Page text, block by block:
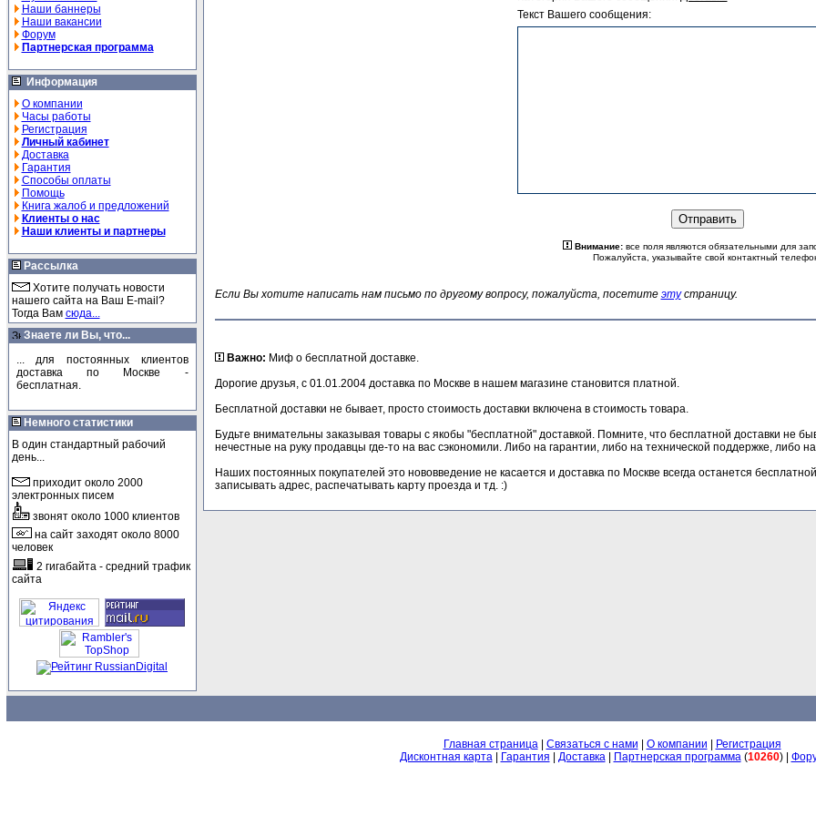
Наши баннеры
Наши вакансии
Форум
Партнерская программа
Информация
О компании
Часы работы
Регистрация
Личный кабинет
Доставка
Гарантия
Способы оплаты
Помощь
Книга жалоб и предложений
Клиенты о нас
Наши клиенты и партнеры
Рассылка
Хотите получать новости
нашего сайта на Ваш E-mail?
Тогда Вам сюда...
Знаете ли Вы, что...
... для постоянных клиентов
доставка по Москве -
бесплатная.
Немного статистики
В один стандартный рабочий
день...
приходит около 2000
электронных писем
звонят около 1000 клиентов
на сайт заходят около 8000
человек
2 гигабайта - средний трафик
сайта
Текст Вашего сообщения:
Внимание:все поля являются обязательными для
Пожалуйста, указывайте свой контактный
Если Вы хотите написать нам письмо по другому вопросу, пожалуйста, посетите этустраницу.
Важно: Миф о бесплатной доставке.
Дорогие друзья, с 01.01.2004 доставка по Москве в нашем магазине становится платной.
Бесплатной доставки не бывает, просто стоимость доставки включена в стоимость товара.
Будьте внимательны заказывая товары с якобы "бесплатной" доставкой. Помните, что бесплатной доставки не
нечестные на руку продавцы где-то на вас сэкономили. Либо на гарантии, либо на технической поддержке, либо
Наших постоянных покупателей это нововведение не касается и доставка по Москве всегда останется
записывать адрес, распечатывать карту проезда и тд. :)
Главная страница| Связаться с нами О компании
Регистрация
Дисконтная карта| Гарантия Доставка| Партнерская программа(10260) |